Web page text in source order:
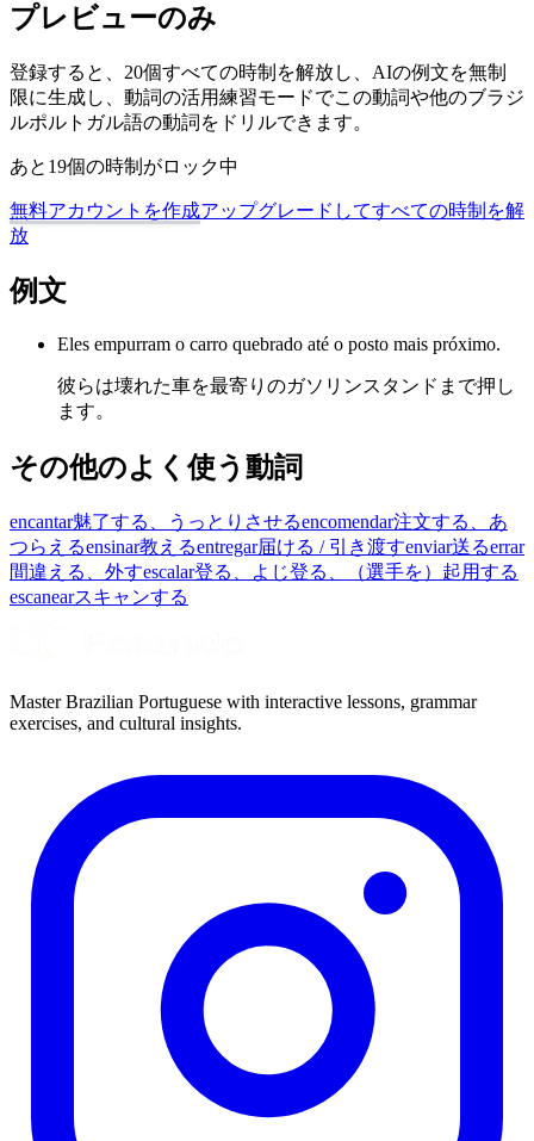
プレビューのみ
登録すると、20個すべての時制を解放し、AIの例文を無制
限に生成し、動詞の活用練習モードでこの動詞や他のブラジ
ルポルトガル語の動詞をドリルできます。
あと19個の時制がロック中
無料アカウントを作成アップグレードしてすべての時制を解
放
例文
Eles empurram o carro quebrado até o posto mais próximo.
彼らは壊れた車を最寄りのガソリンスタンドまで押し
ます。
その他のよく使う動詞
encantar魅了する、うっとりさせるencomendar注文する、あ
つらえるensinar教えるentregar届ける / 引き渡すenviar送るerrar
間違える、外すescalar登る、よじ登る、（選手を）起用する
escanearスキャンする
Master Brazilian Portuguese with interactive lessons, grammar
exercises, and cultural insights.